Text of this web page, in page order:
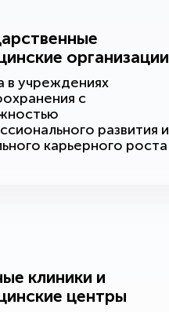
организации
в учреждениях
с
развития и
карьерного роста
клиники и
центры